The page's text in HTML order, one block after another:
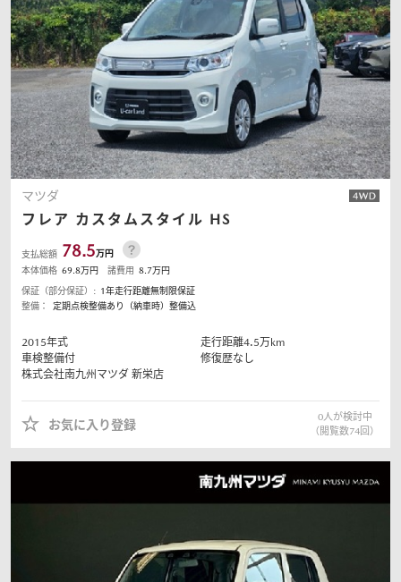
マツダ
フレア カスタムスタイル HS
支払総額 78.5万円
本体価格 69.8万円 諸費用 8.7万円
保証（部分保証）: 1年走行距離無制限保証
整備：
定期点検整備あり（納車時）整備込
2015年式 走行距離4.5万km
車検整備付
修復歴なし
株式会社南九州マツダ 新栄店
お気に入り登録
0人が検討中
（閲覧数74回）